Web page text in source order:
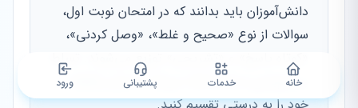
دانش‌آموزان باید بدانند که در امتحان نوبت اول،
سوالات از نوع «صحیح و غلط»، «وصل کردنی»،
«کوتاه پاسخ» و «تشریحی» توزیع می‌شوند. تسلط
بر بارم‌بندی به شما کمک می‌کند تا زمان مطالعه
خانه خدمات پشتیبانی ورود